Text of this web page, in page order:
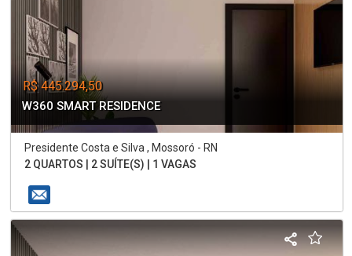
R$ 445.294,50
W360 SMART RESIDENCE
Presidente Costa e Silva , Mossoró - RN
2 QUARTOS | 2 SUÍTE(S) | 1 VAGAS